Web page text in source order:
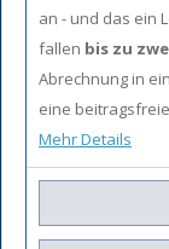
an - und das ein
fallen bis zu
Abrechnung in
eine
Mehr Details